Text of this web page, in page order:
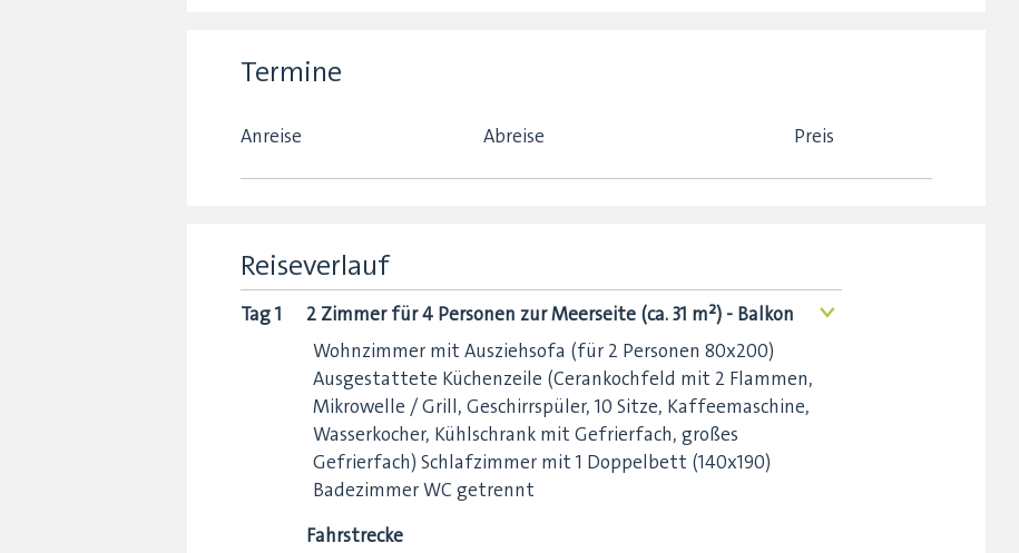
Termine
Anreise Abreise Preis
Reiseverlauf
Tag 1 2 Zimmer für 4 Personen zur Meerseite (ca. 31 m²) - Balkon <
Wohnzimmer mit Ausziehsofa (für 2 Personen 80x200)
Ausgestattete Küchenzeile (Cerankochfeld mit 2 Flammen,
Mikrowelle / Grill, Geschirrspüler, 10 Sitze, Kaffeemaschine,
Wasserkocher, Kühlschrank mit Gefrierfach, großes
Gefrierfach) Schlafzimmer mit 1 Doppelbett (140x190)
Badezimmer WC getrennt
Fahrstrecke